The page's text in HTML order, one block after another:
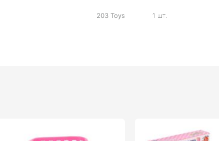
203 Toys 1 шт.